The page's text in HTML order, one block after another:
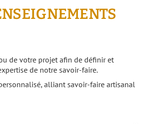
de votre projet afin de définir et
de notre savoir-faire.
alliant savoir-faire artisanal